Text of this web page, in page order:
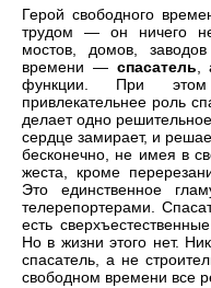
Герой свободного
трудом — он ничего
мостов, домов,
времени — спасатель,
функции. При
привлекательнее роль
делает одно
сердце замирает, и
бесконечно, не имея в
жеста, кроме
Это единственное
телерепортерами.
есть
Но в жизни этого нет.
спасатель, а не
свободном времени все